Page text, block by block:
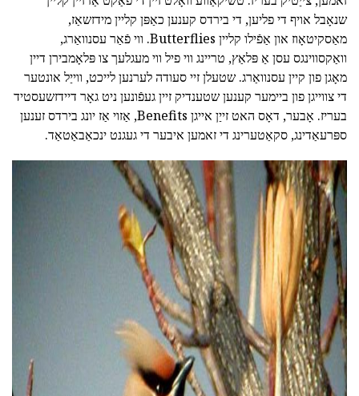
שנאָבל אויף די פליען, די בירדס קענען כאַפּן קליין מידזשאַז,
מאַסקיטאָוז און אַפֿילו קליין Butterflies. ווי פֿאַר עסנוואַרג,
וואַקסווינגס עסן אַ פּלאַץ, טריינג ווי פיל ווי מעגלעך צו פּלאָמבירן דיין
מאָגן פון קיין עסנוואַרג. שטעלן זיי סעודה לערנען לייכט, ווייַל אונטער
די צווייגן פון ביימער קענען שטענדיק זיין געפֿונען ניט גאָר דיידזשעסטיד
בעריז. אָבער, דאָס האט זייַן אייגן Benefits, אַזוי אַז יונג בירדס זענען
ספּרעאַדינג, סקאַטערינג די זאמען איבער די געגנט ינכאַבאַטאַד.